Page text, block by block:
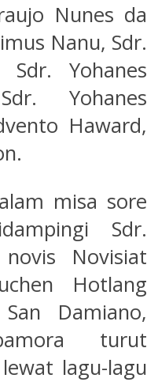
Nunes da
Nanu, Sdr.
Yohanes
Yohanes
Haward,
misa sore
Sdr.
Novisiat
Hotlang
Damiano,
turut
lagu-lagu